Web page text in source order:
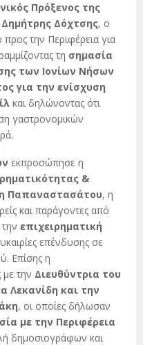
Πρόξενος της
Δόχτσης, ο
την Περιφέρεια για
τη σημασία
των Ιονίων Νήσων
για την ενίσχυση
και δηλώνοντας ότι
γαστρονομικών
εκπροσώπησε η
&
Παπαναστασάτου, η
και παράγοντες από
επιχειρηματική
επένδυσης σε
Επίσης η
με την Διευθύντρια του
Λεκανίδη και την
, οι οποίες δήλωσαν
με την Περιφέρεια
δημοσιογράφων και